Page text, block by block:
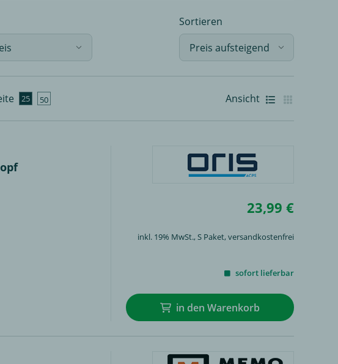
Sortieren
25 50
Ansicht
23,99 €
inkl. 19% MwSt.,S Paket, versandkostenfrei
sofort lieferbar
in den Warenkorb